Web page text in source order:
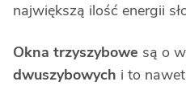
największą ilość energii
Okna trzyszybowe są o
dwuszybowych i to